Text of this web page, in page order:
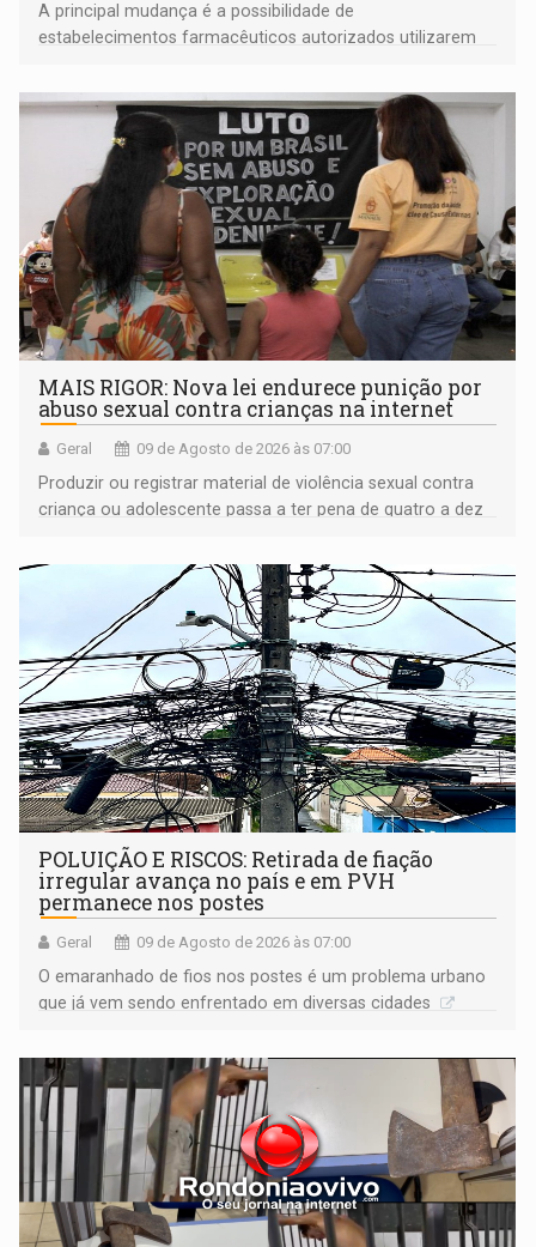
A principal mudança é a possibilidade de
estabelecimentos farmacêuticos autorizados utilizarem
MAIS RIGOR: Nova lei endurece punição por
abuso sexual contra crianças na internet
Geral 09 de Agosto de 2026 às 07:00
Produzir ou registrar material de violência sexual contra
criança ou adolescente passa a ter pena de quatro a dez
POLUIÇÃO E RISCOS: Retirada de fiação
irregular avança no país e em PVH
permanece nos postes
Geral 09 de Agosto de 2026 às 07:00
O emaranhado de fios nos postes é um problema urbano
que já vem sendo enfrentado em diversas cidades